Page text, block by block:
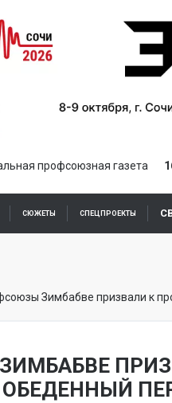
профсоюзная газета
СЮЖЕТЫ СПЕЦПРОЕКТЫ
Зимбабве призвали к
ОБЕДЕННЫЙ